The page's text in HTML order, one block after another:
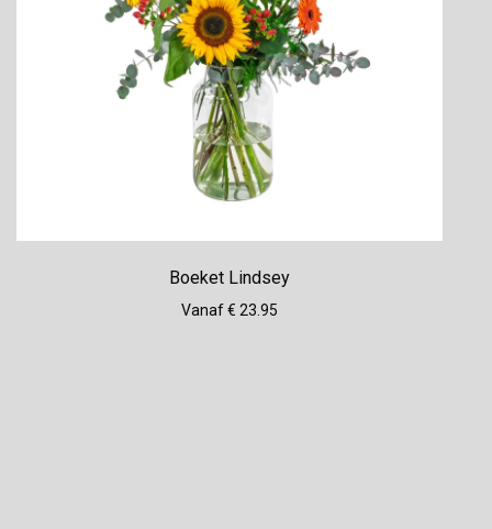
Boeket Lindsey
Vanaf € 23.95